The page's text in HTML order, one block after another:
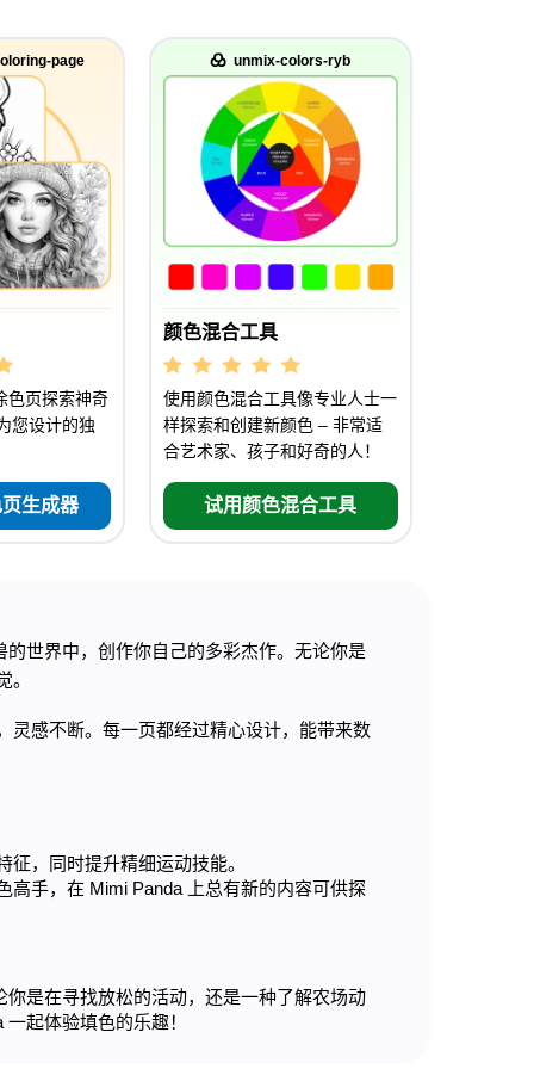
page
色页探索神奇
您设计的独
生成器
unmix-colors-ryb
颜色混合工具
使用颜色混合工具像专业人士一
样探索和创建新颜色 – 非常适
合艺术家、孩子和好奇的人！
试用颜色混合工具
世界中，创作你自己的多彩杰作。无论你是
灵感不断。每一页都经过精心设计，能带来数
，同时提升精细运动技能。
手，在 Mimi Panda 上总有新的内容可供探
是在寻找放松的活动，还是一种了解农场动
起体验填色的乐趣！